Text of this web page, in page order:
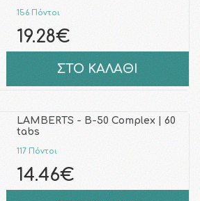
156 Πόντοι
19.28€
ΣΤΟ ΚΑΛΑΘΙ
LAMBERTS - B-50 Complex | 60
tabs
117 Πόντοι
14.46€